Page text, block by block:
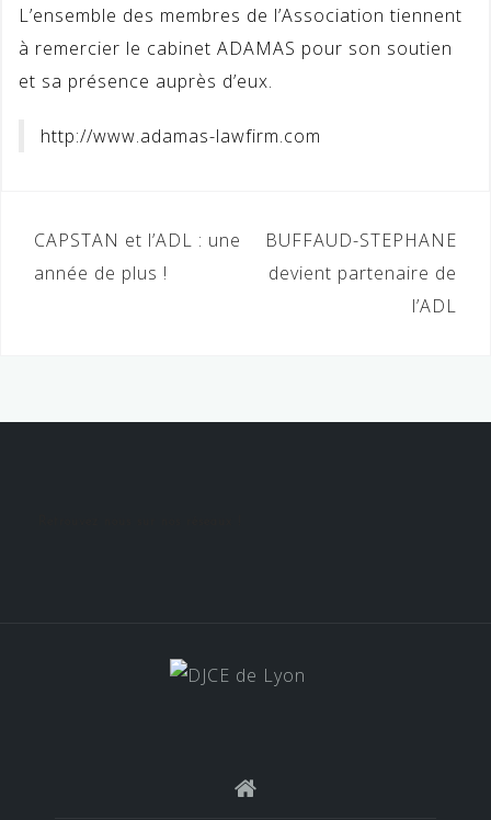
L’ensemble des membres de l’Association tiennent
à remercier le cabinet ADAMAS pour son soutien
et sa présence auprès d’eux.
http://www.adamas-lawfirm.com
Navigation
de
CAPSTAN et l’ADL : une
année de plus !
BUFFAUD-STEPHANE
devient partenaire de
l’ADL